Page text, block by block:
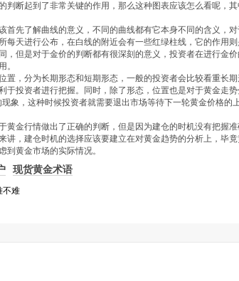
判断起到了非常关键的作用，那么这种图表应该怎么看呢，
首先了解曲线的意义，不同的曲线都有它本身不同的含义，
每天进行公布，在白线的附近会有一些红绿柱线，它的作用
，但是对于金价的判断都有很深刻的意义，投资者在进行金
。
置，分为长期形态和短期形态，一般的投资者会比较看重长
于投资者进行把握。同时，除了形态，位置也是对于黄金走
象，这种时候投资者就需要退出市场等待下一轮黄金价格的
黄金行情做出了正确的判断，但是因为建仓的时机没有把握
讲，建仓时机的选择应该要建立在对黄金趋势的分析上，毕
到黄金市场的实际情况。
现货黄金术语
不难